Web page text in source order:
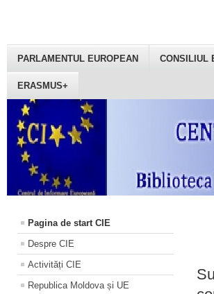
PARLAMENTUL EUROPEAN CONSILIUL
ERASMUS+
Pagina de start CIE
Despre CIE
Activități CIE
Republica Moldova și UE